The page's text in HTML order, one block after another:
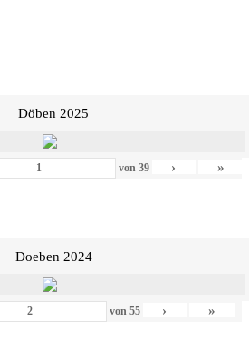
Döben 2025
von 39 › »
Doeben 2024
von 55 › »